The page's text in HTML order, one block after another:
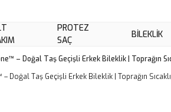
PROTEZ
SAÇ
BILEKLIK
– Doğal Taş Geçişli Erkek Bileklik | Toprağın